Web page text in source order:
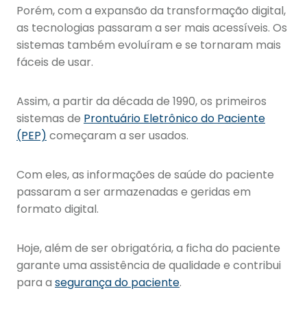
Porém, com a expansão da transformação digital,
as tecnologias passaram a ser mais acessíveis. Os
sistemas também evoluíram e se tornaram mais
fáceis de usar.
Assim, a partir da década de 1990, os primeiros
sistemas de Prontuário Eletrônico do Paciente
(PEP) começaram a ser usados.
Com eles, as informações de saúde do paciente
passaram a ser armazenadas e geridas em
formato digital.
Hoje, além de ser obrigatória, a ficha do paciente
garante uma assistência de qualidade e contribui
para a segurança do paciente.